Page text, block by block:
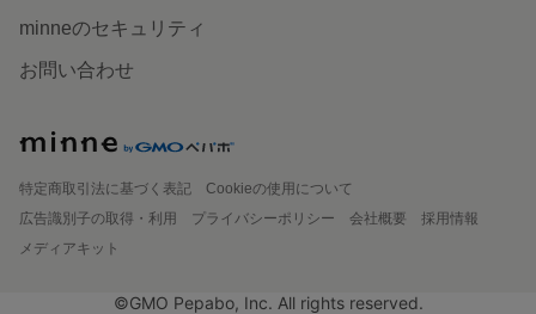
minneのセキュリティ
お問い合わせ
特定商取引法に基づく表記
Cookieの使用について
広告識別子の取得・利用
プライバシーポリシー 会社概要
採用情報
メディアキット
©GMO Pepabo, Inc. All rights reserved.